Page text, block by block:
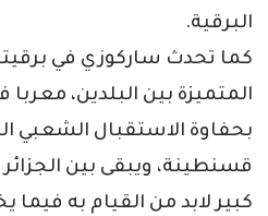
البرقية.
كما تحدث ساركوزي في
المتميزة بين البلدين،
بحفاوة الاستقبال الشعبي
قسنطينة، ويبقى بين
كبير لابد من القيام به